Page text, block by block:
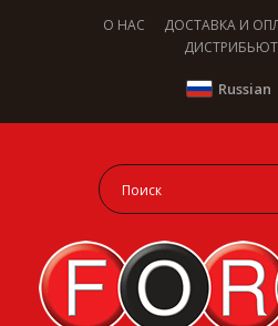
О НАС ДОСТАВКА И
Russian